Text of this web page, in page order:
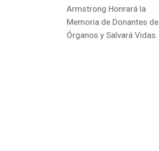
Armstrong Honrará la
Memoria de Donantes de
Órganos y Salvará Vidas.